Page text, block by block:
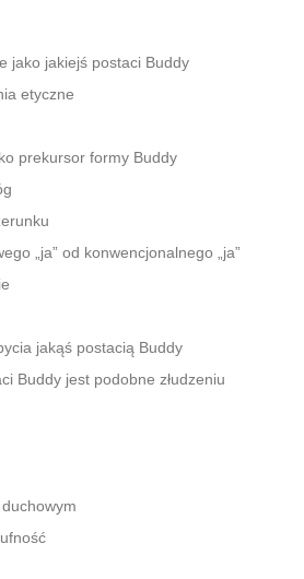
facebook
jako jakiejś postaci Buddy
etyczne
prekursor formy Buddy
„ja” od konwencjonalnego „ja”
jakąś postacią Buddy
Buddy jest podobne złudzeniu